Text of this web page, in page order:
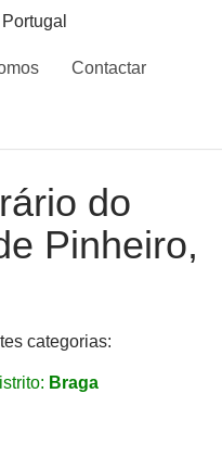
Contactar
do
Pinheiro,
categorias:
Braga